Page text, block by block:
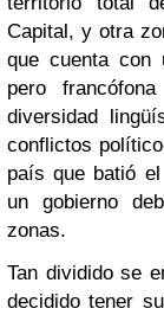
Capital, y otra
que cuenta con
pero
diversidad
conflictos
país que batió
un gobierno
zonas.
Tan dividido se
decidido tener